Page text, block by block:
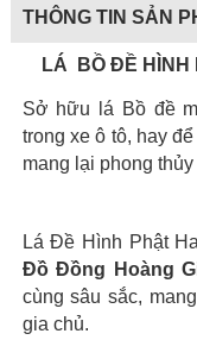
THÔNG TIN SẢN
LÁ BỒ ĐỀ HÌNH
Sở hữu lá Bồ đề
trong xe ô tô, hay
mang lại phong
Lá Đề Hình Phật
Đồ Đồng Hoàng
cùng sâu sắc,
gia chủ.